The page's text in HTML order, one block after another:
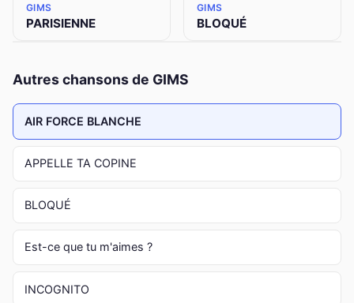
GIMS
PARISIENNE
GIMS
BLOQUÉ
Autres chansons de GIMS
AIR FORCE BLANCHE
APPELLE TA COPINE
BLOQUÉ
Est-ce que tu m'aimes ?
INCOGNITO